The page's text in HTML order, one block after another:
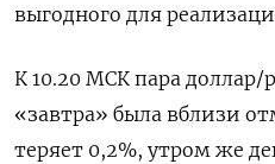
выгодного для
К 10.20 МСК пара доллар/
«завтра» была вблизи
теряет 0,2%, утром же